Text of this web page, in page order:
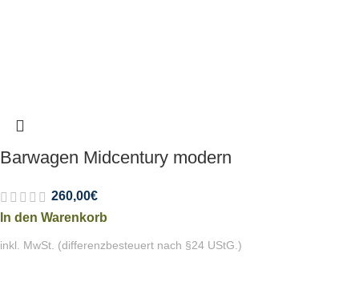
Barwagen Midcentury modern
260,00€
In den Warenkorb
inkl. MwSt. (differenzbesteuert nach §24 UStG.)